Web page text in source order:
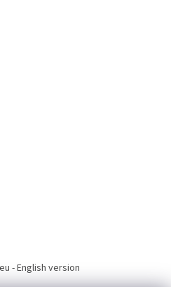
- English version